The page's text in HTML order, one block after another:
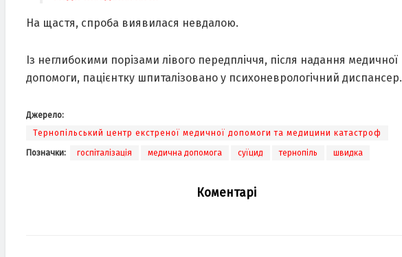
На щастя, спроба виявилася невдалою.
Із неглибокими порізами лівого передпліччя, після надання медичної
допомоги, пацієнтку шпиталізовано у психоневрологічний диспансер.
Джерело:
Тернопільський центр екстреної медичної допомоги та медицини катастроф
Позначки: госпіталізація медична допомога суїцид тернопіль швидка
Коментарі